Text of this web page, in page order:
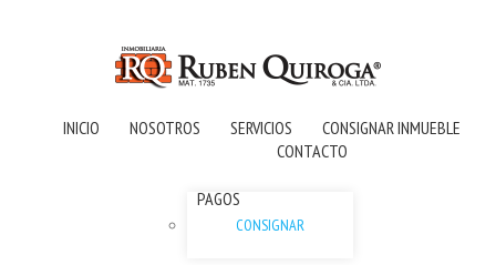
INICIO NOSOTROS SERVICIOS CONSIGNAR INMUEBLE
PAGOS
CONTACTO
CONSIGNAR